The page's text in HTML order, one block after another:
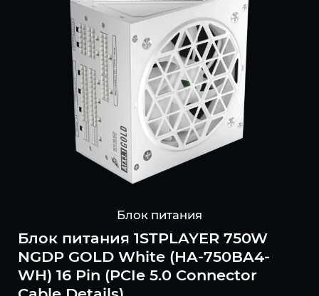
Блок питания
Блок питания 1STPLAYER 750W
NGDP GOLD White (HA-750BA4-
WH) 16 Pin (PCIe 5.0 Connector